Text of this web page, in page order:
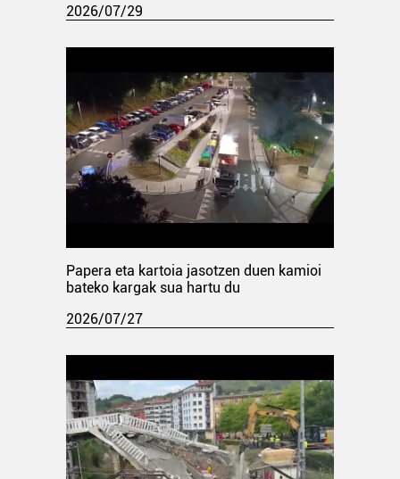
2026/07/29
Papera eta kartoia jasotzen duen kamioi
bateko kargak sua hartu du
2026/07/27